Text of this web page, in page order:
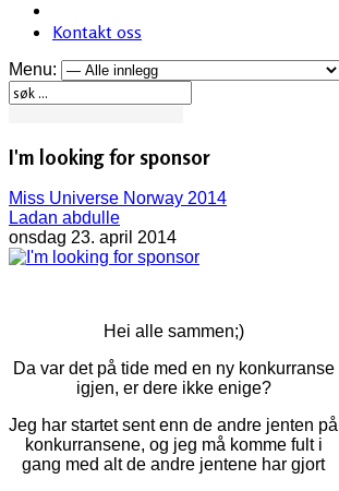
Kontakt oss
Menu:
I'm looking for sponsor
Miss Universe Norway 2014
Ladan abdulle
onsdag 23. april 2014
Hei alle sammen;)
Da var det på tide med en ny konkurranse
igjen, er dere ikke enige?
Jeg har startet sent enn de andre jenten på
konkurransene, og jeg må komme fult i
gang med alt de andre jentene har gjort